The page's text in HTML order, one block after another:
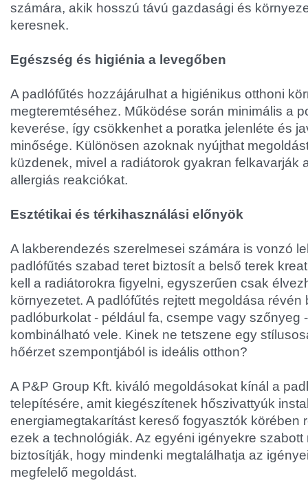
számára, akik hosszú távú gazdasági és
keresnek.
Egészség és higiénia a levegőben
A padlófűtés hozzájárulhat a higiénikus otthoni
megteremtéséhez. Működése során minimális a
keverése, így csökkenhet a poratka jelenléte és
minősége. Különösen azoknak nyújthat
küzdenek, mivel a radiátorok gyakran felkavarják
allergiás reakciókat.
Esztétikai és térkihasználási előnyök
A lakberendezés szerelmesei számára is vonzó
padlófűtés szabad teret biztosít a belső terek
kell a radiátorokra figyelni, egyszerűen csak
környezetet. A padlófűtés rejtett megoldása révén
padlóburkolat - például fa, csempe vagy szőnyeg
kombinálható vele. Kinek ne tetszene egy
hőérzet szempontjából is ideális otthon?
A P&P Group Kft. kiváló megoldásokat kínál a
telepítésére, amit kiegészítenek hőszivattyúk
energiamegtakarítást kereső fogyasztók körében
ezek a technológiák. Az egyéni igényekre szabott
biztosítják, hogy mindenki megtalálhatja az
megfelelő megoldást.